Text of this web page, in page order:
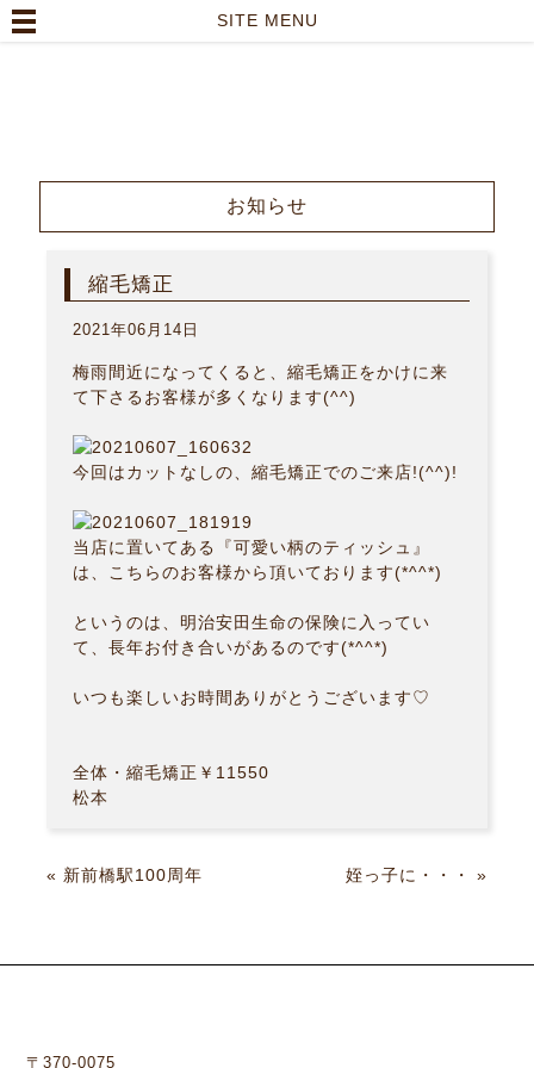
SITE MENU
お知らせ
縮毛矯正
2021年06月14日
梅雨間近になってくると、縮毛矯正をかけに来
て下さるお客様が多くなります(^^)
今回はカットなしの、縮毛矯正でのご来店!(^^)!
当店に置いてある『可愛い柄のティッシュ』
は、こちらのお客様から頂いております(*^^*)
というのは、明治安田生命の保険に入ってい
て、長年お付き合いがあるのです(*^^*)
いつも楽しいお時間ありがとうございます♡
全体・縮毛矯正￥11550
松本
« 新前橋駅100周年 姪っ子に・・・ »
〒370-0075